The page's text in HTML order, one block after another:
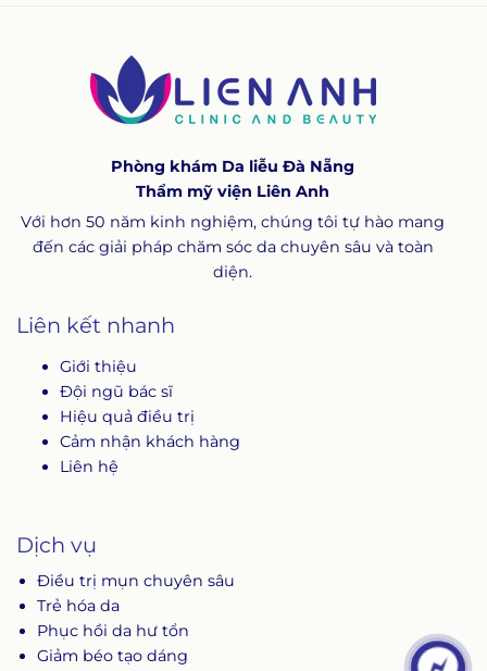
gì, nevi là gì, cơ chế hình
thành, cách phân loại
bớt nevus và các
được áp dụng phổ biến
trên thế giới.
Phòng khám Da liễu Đà Nẵng
Thẩm mỹ viện Liên Anh
Với hơn 50 năm kinh nghiệm, chúng tôi tự hào mang
đến các giải pháp chăm sóc da chuyên sâu và toàn
diện.
Liên kết nhanh
Giới thiệu
Đội ngũ bác sĩ
Hiệu quả điều trị
Cảm nhận khách hàng
Liên hệ
Dịch vụ
Điều trị mụn chuyên sâu
Trẻ hóa da
Phục hồi da hư tổn
Giảm béo tạo dáng